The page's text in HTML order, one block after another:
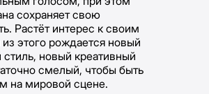
сохраняет свою
Растёт интерес к своим
этого рождается новый
новый креативный
смелый, чтобы быть
на мировой сцене.